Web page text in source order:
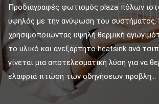
Προδιαγραφές φωτισμός plaza πόλων
υψηλός με την ανύψωση του συστήματος.
χρησιμοποιώντας υψηλή θερμική
το υλικό και ανεξάρτητο heatsink ανά
γίνεται μια αποτελεσματική λύση για να
ελαφριά πτώση των οδηγήσεων προβλη...